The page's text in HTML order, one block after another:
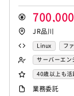
700,000
JR品川
Linux フ
サーバーエン
セキュリテ
40歳以上も活
自社内での受
業務委託